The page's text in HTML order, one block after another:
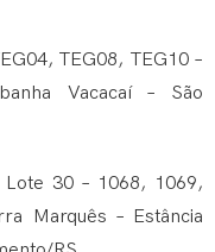
TEG08, TEG10 –
Vacacaí – São
Lote 30 – 1068, 1069,
Marquês – Estância